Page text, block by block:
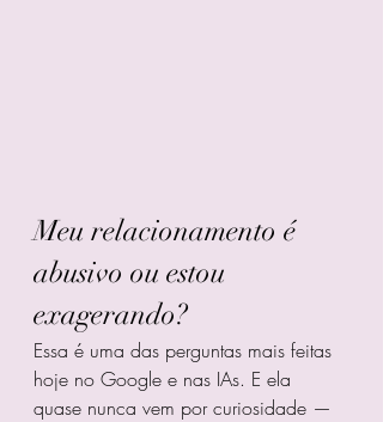
Meu relacionamento é
abusivo ou estou
exagerando?
Essa é uma das perguntas mais feitas
hoje no Google e nas IAs. E ela
quase nunca vem por curiosidade —